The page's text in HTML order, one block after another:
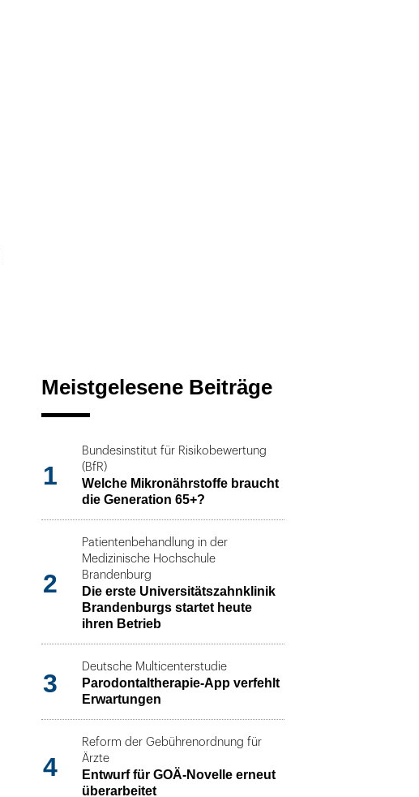
Meistgelesene Beiträge
1
Bundesinstitut für Risikobewertung
(BfR)
Welche Mikronährstoffe braucht
die Generation 65+?
2
Patientenbehandlung in der
Medizinische Hochschule
Brandenburg
Die erste Universitätszahnklinik
Brandenburgs startet heute
ihren Betrieb
3
Deutsche Multicenterstudie
Parodontaltherapie-App verfehlt
Erwartungen
4
Reform der Gebührenordnung für
Ärzte
Entwurf für GOÄ-Novelle erneut
überarbeitet